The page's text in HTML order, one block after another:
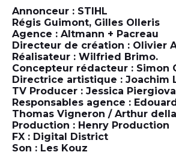
Annonceur : STIHL
Régis Guimont, Gilles Olleris
Agence : Altmann + Pacreau
Directeur de création : Olivier
Réalisateur : Wilfried Brimo.
Concepteur rédacteur : Simon
Directrice artistique : Joachim
TV Producer : Jessica
Responsables agence :
Thomas Vigneron / Arthur
Production : Henry Production
FX : Digital District
Son : Les Kouz